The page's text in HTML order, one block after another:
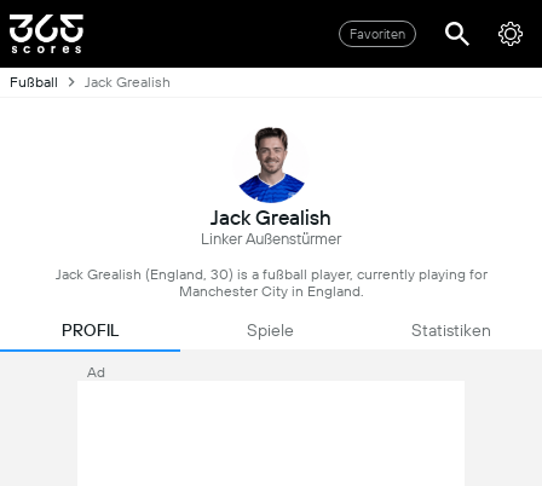
Favoriten
Fußball Jack Grealish
Jack Grealish
Linker Außenstürmer
Jack Grealish (England, 30) is a fußball player, currently playing for
Manchester City in England.
PROFIL Spiele Statistiken
Ad